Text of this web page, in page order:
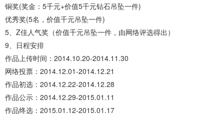
铜奖(奖金：5千元+价值5千元钻石吊坠一件)
优秀奖(5名，价值千元吊坠一件)
5、Z佳人气奖（价值千元吊坠一件，由网络评选得出）
9、日程安排
作品上传时间：2014.10.20-2014.11.30
网络投票：2014.12.01-2014.12.21
作品初选：2014.12.22-2014.12.28
作品公示：2014.12.29-2015.01.11
作品终选：2015.01.12-2015.01.17